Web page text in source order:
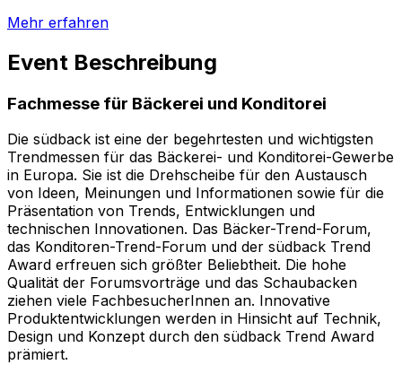
Mehr erfahren
Event Beschreibung
Fachmesse für Bäckerei und Konditorei
Die südback ist eine der begehrtesten und wichtigsten
Trendmessen für das Bäckerei- und Konditorei-Gewerbe
in Europa. Sie ist die Drehscheibe für den Austausch
von Ideen, Meinungen und Informationen sowie für die
Präsentation von Trends, Entwicklungen und
technischen Innovationen. Das Bäcker-Trend-Forum,
das Konditoren-Trend-Forum und der südback Trend
Award erfreuen sich größter Beliebtheit. Die hohe
Qualität der Forumsvorträge und das Schaubacken
ziehen viele FachbesucherInnen an. Innovative
Produktentwicklungen werden in Hinsicht auf Technik,
Design und Konzept durch den südback Trend Award
prämiert.